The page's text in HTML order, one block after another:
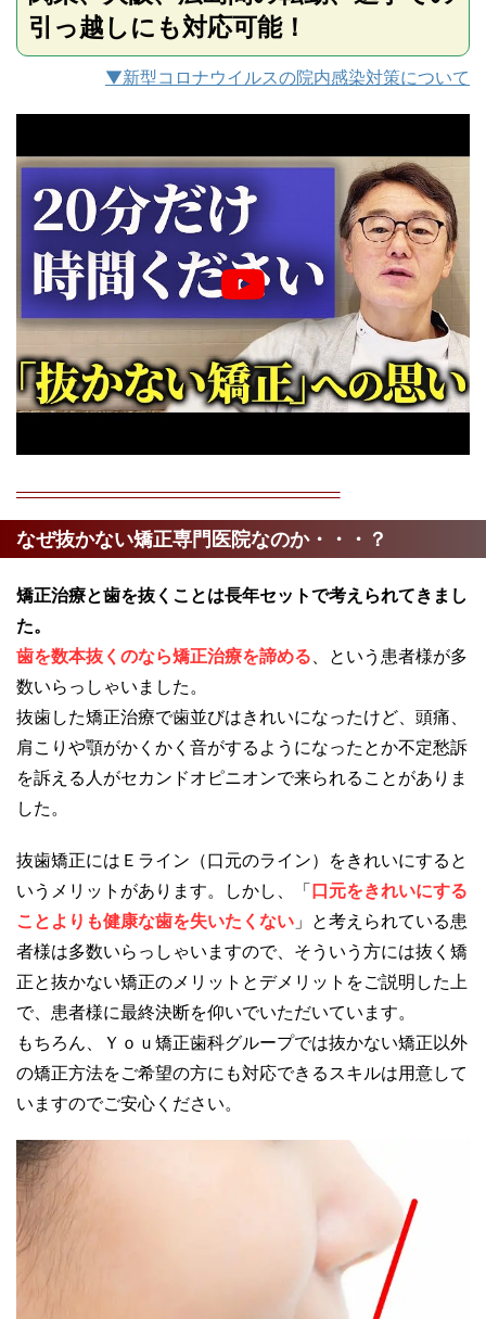
引っ越しにも対応可能！
▼新型コロナウイルスの院内感染対策について
なぜ抜かない矯正専門医院なのか・・・？
矯正治療と歯を抜くことは長年セットで考えられてきまし
た。
歯を数本抜くのなら矯正治療を諦める 、という患者様が多
数いらっしゃいました。
抜歯した矯正治療で歯並びはきれいになったけど、頭痛、
肩こりや顎がかくかく音がするようになったとか不定愁訴
を訴える人がセカンドオピニオンで来られることがありま
した。
抜歯矯正にはＥライン（口元のライン）をきれいにすると
いうメリットがあります。しかし、「口元をきれいにする
ことよりも健康な歯を失いたくない 」と考えられている患
者様は多数いらっしゃいますので、そういう方には抜く矯
正と抜かない矯正のメリットとデメリットをご説明した上
で、患者様に最終決断を仰いでいただいています。
もちろん、Ｙｏｕ矯正歯科グループでは抜かない矯正以外
の矯正方法をご希望の方にも対応できるスキルは用意して
いますのでご安心ください。